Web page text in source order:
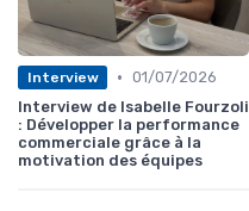
Interview • 01/07/2026
Interview de Isabelle Fourzoli
: Développer la performance
commerciale grâce à la
motivation des équipes